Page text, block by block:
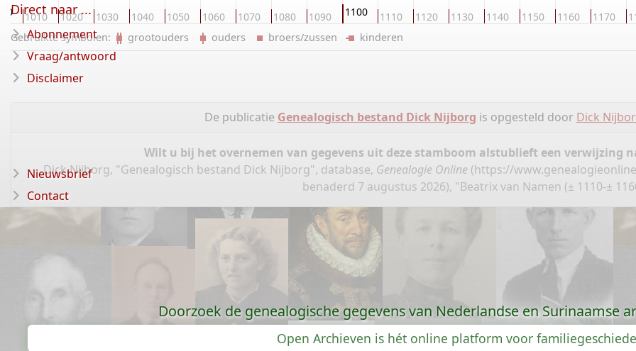
1010 1020 1030 1040 1050 1060 1070 1080 1090 1100 1110 1120 1130 1140 1150 1160 1170
Gebruikte symbolen: grootouders ouders broers/zussen kinderen
De publicatie Genealogisch bestand Dick Nijborg is opgesteld door Dick
Wilt u bij het overnemen van gegevens uit deze stamboom alstublieft een verwijzing
Dick Nijborg, "Genealogisch bestand Dick Nijborg", database, Genealogie Online (https://
benaderd 7 augustus 2026), "Beatrix van Namen (± 1110-±
Direct naar ...
Abonnement
Vraag/antwoord
Disclaimer
Nieuwsbrief
Contact
Doorzoek de genealogische gegevens van Nederlandse en Surinaamse
Open Archieven is hét online platform voor